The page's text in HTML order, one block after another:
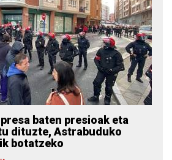
baten presioak eta
dituzte, Astrabuduko
botatzeko